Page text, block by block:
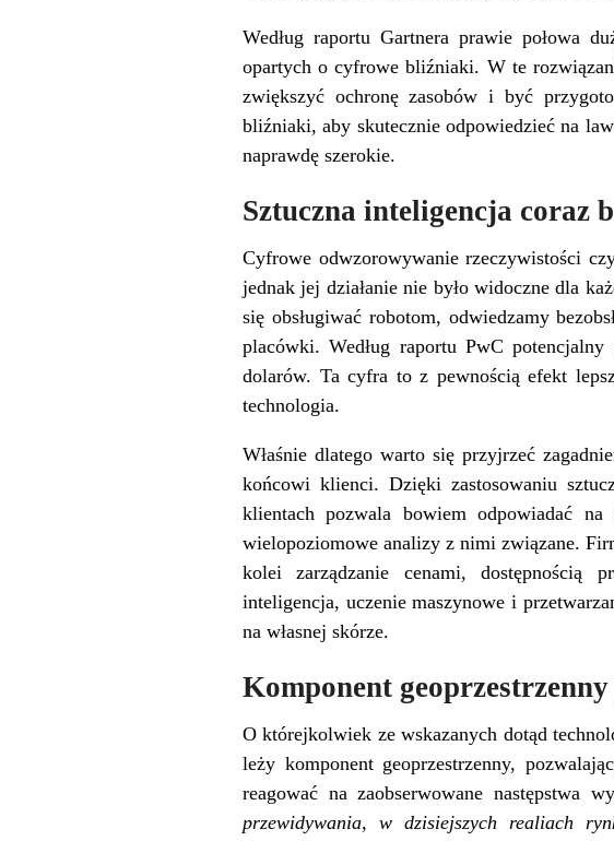
Według raportu Gartnera prawie połowa
opartych o cyfrowe bliźniaki. W te
zwiększyć ochronę zasobów i być
bliźniaki, aby skutecznie odpowiedzieć na
naprawdę szerokie.
Sztuczna inteligencja coraz
Cyfrowe odwzorowywanie rzeczywistości
jednak jej działanie nie było widoczne dla
się obsługiwać robotom, odwiedzamy
placówki. Według raportu PwC
dolarów. Ta cyfra to z pewnością efekt
technologia.
Właśnie dlatego warto się przyjrzeć
końcowi klienci. Dzięki zastosowaniu
klientach pozwala bowiem odpowiadać
wielopoziomowe analizy z nimi związane.
kolei zarządzanie cenami, dostępnością
inteligencja, uczenie maszynowe i
na własnej skórze.
Komponent
O którejkolwiek ze wskazanych dotąd
leży komponent geoprzestrzenny,
reagować na zaobserwowane następstwa
przewidywania, w dzisiejszych realiach